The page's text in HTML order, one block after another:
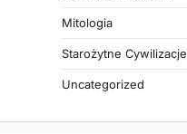
Mitologia
Starożytne Cywilizacje
Uncategorized